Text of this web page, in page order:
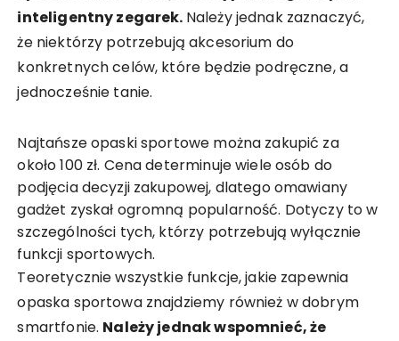
inteligentny zegarek. Należy jednak zaznaczyć,
że niektórzy potrzebują akcesorium do
konkretnych celów, które będzie podręczne, a
jednocześnie tanie.
Najtańsze opaski sportowe można zakupić za
około 100 zł. Cena determinuje wiele osób do
podjęcia decyzji zakupowej, dlatego omawiany
gadżet zyskał ogromną popularność. Dotyczy to w
szczególności tych, którzy potrzebują wyłącznie
funkcji sportowych.
Teoretycznie wszystkie funkcje, jakie zapewnia
opaska sportowa znajdziemy również w dobrym
smartfonie. Należy jednak wspomnieć, że